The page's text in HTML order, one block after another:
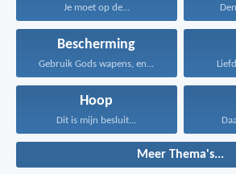
Je moet op de...
Bescherming
Gebruik Gods wapens, en...
Hoop
Dit is mijn besluit...
Meer Thema's...